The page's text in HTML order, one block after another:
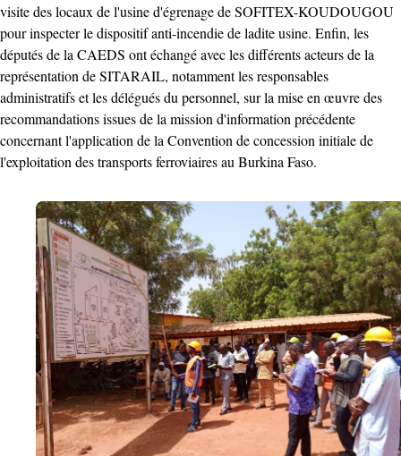
visite des locaux de l'usine d'égrenage de SOFITEX-KOUDOUGOU
pour inspecter le dispositif anti-incendie de ladite usine. Enfin, les
députés de la CAEDS ont échangé avec les différents acteurs de la
représentation de SITARAIL, notamment les responsables
administratifs et les délégués du personnel, sur la mise en œuvre des
recommandations issues de la mission d'information précédente
concernant l'application de la Convention de concession initiale de
l'exploitation des transports ferroviaires au Burkina Faso.